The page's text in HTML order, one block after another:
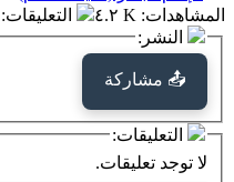
المشاهدات: ٤.٢ K التعليقات:
النشر:
📤 مشاركة
التعليقات:
لا توجد تعليقات.